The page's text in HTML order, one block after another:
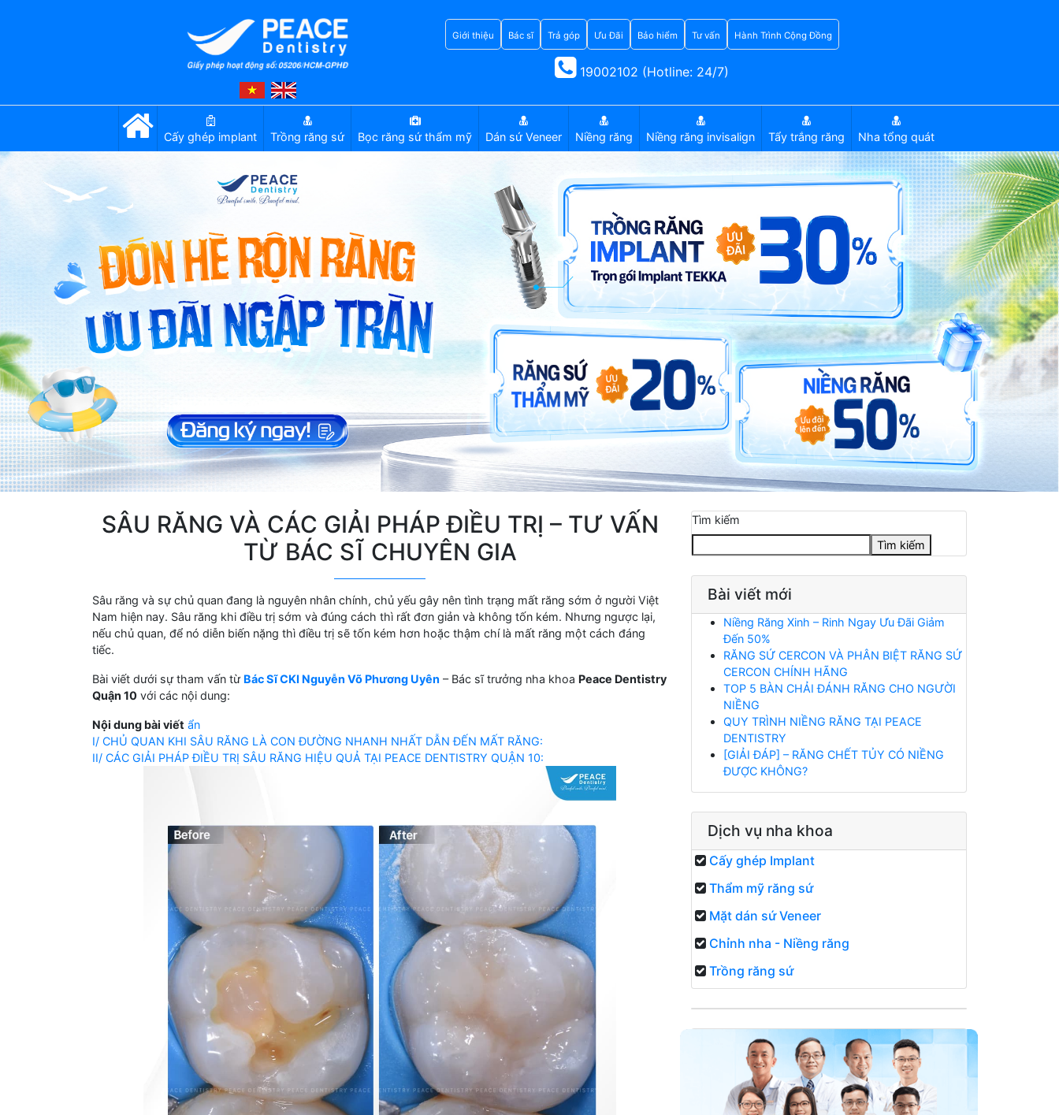
Giới thiệu Bác sĩ Trả góp Ưu Đãi Bảo hiểm Tư vấn Hành Trình Cộng Đồng
19002102 (Hotline: 24/7)
Cấy ghép implant Trồng răng sứ Bọc răng sứ thẩm mỹ Dán sứ Veneer Niềng răng Niềng răng invisalign Tẩy trắng răng Nha tổng quát
SÂU RĂNG VÀ CÁC GIẢI PHÁP ĐIỀU TRỊ – TƯ VẤN
TỪ BÁC SĨ CHUYÊN GIA
Sâu răng và sự chủ quan đang là nguyên nhân chính, chủ yếu gây nên tình trạng mất răng sớm ở người Việt
Nam hiện nay. Sâu răng khi điều trị sớm và đúng cách thì rất đơn giản và không tốn kém. Nhưng ngược lại,
nếu chủ quan, để nó diễn biến nặng thì điều trị sẽ tốn kém hơn hoặc thậm chí là mất răng một cách đáng
tiếc.
Bài viết dưới sự tham vấn từ Bác Sĩ CKI Nguyễn Võ Phương Uyên – Bác sĩ trưởng nha khoa Peace Dentistry
Quận 10 với các nội dung:
Nội dung bài viết ẩn
I/ CHỦ QUAN KHI SÂU RĂNG LÀ CON ĐƯỜNG NHANH NHẤT DẪN ĐẾN MẤT RĂNG:
II/ CÁC GIẢI PHÁP ĐIỀU TRỊ SÂU RĂNG HIỆU QUẢ TẠI PEACE DENTISTRY QUẬN 10:
Tìm kiếm
Tìm kiếm
Bài viết mới
Niềng Răng Xinh – Rinh Ngay Ưu Đãi Giảm
Đến 50%
RĂNG SỨ CERCON VÀ PHÂN BIỆT RĂNG SỨ
CERCON CHÍNH HÃNG
TOP 5 BÀN CHẢI ĐÁNH RĂNG CHO NGƯỜI
NIỀNG
QUY TRÌNH NIỀNG RĂNG TẠI PEACE
DENTISTRY
[GIẢI ĐÁP] – RĂNG CHẾT TỦY CÓ NIỀNG
ĐƯỢC KHÔNG?
Dịch vụ nha khoa
Cấy ghép Implant
Thẩm mỹ răng sứ
Mặt dán sứ Veneer
Chỉnh nha - Niềng răng
Trồng răng sứ